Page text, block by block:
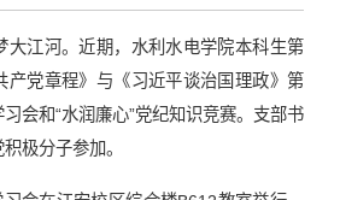
大江河。近期，水利水电学院本科生第
产党章程》与《习近平谈治国理政》第
会和“水润廉心”党纪知识竞赛。支部书
极分子参加。